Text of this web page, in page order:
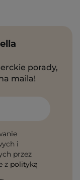
porady,
maila!
i
przez
z polityką